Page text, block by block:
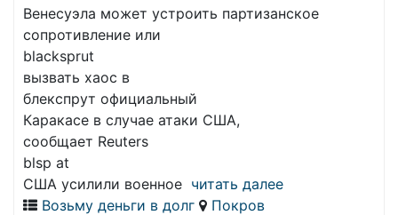
Венесуэла может устроить партизанское
сопротивление или
blacksprut
вызвать хаос в
блекспрут официальный
Каракасе в случае атаки США,
сообщает Reuters
blsp at
США усилили военное читать далее
Возьму деньги в долг
Покров